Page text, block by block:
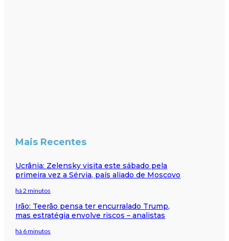
Mais Recentes
Ucrânia: Zelensky visita este sábado pela
primeira vez a Sérvia, país aliado de Moscovo
há 2 minutos
Irão: Teerão pensa ter encurralado Trump,
mas estratégia envolve riscos – analistas
há 6 minutos